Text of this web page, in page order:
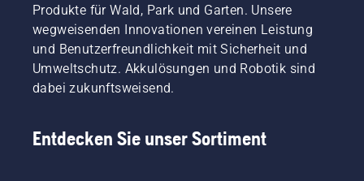
Produkte für Wald, Park und Garten. Unsere
wegweisenden Innovationen vereinen Leistung
und Benutzerfreundlichkeit mit Sicherheit und
Umweltschutz. Akkulösungen und Robotik sind
dabei zukunftsweisend.
Entdecken Sie unser Sortiment